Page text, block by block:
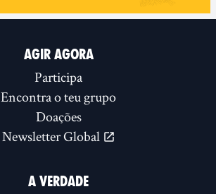
AGIR AGORA
Participa
Encontra o teu grupo
Doações
Newsletter Global
A VERDADE